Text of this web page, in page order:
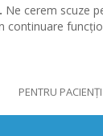
Ne cerem scuze
continuare
PENTRU PACIENȚI